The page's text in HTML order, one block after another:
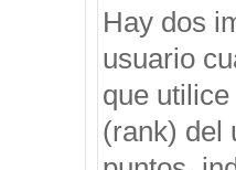
Hay dos
usuario
que
(rank) del